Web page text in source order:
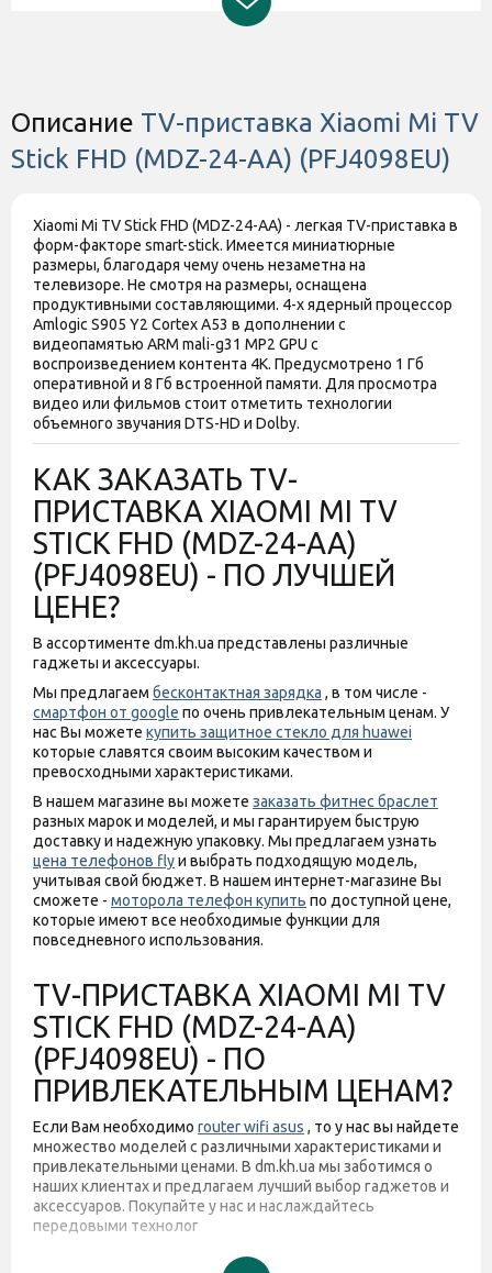
6971408152254
Описание TV-приставка Xiaomi Mi TV
Stick FHD (MDZ-24-AA) (PFJ4098EU)
Xiaomi Mi TV Stick FHD (MDZ-24-AA) - легкая TV-приставка в
форм-факторе smart-stick. Имеется миниатюрные
размеры, благодаря чему очень незаметна на
телевизоре. Не смотря на размеры, оснащена
продуктивными составляющими. 4-х ядерный процессор
Amlogic S905 Y2 Cortex A53 в дополнении с
видеопамятью ARM mali-g31 MP2 GPU с
воспроизведением контента 4К. Предусмотрено 1 Гб
оперативной и 8 Гб встроенной памяти. Для просмотра
видео или фильмов стоит отметить технологии
объемного звучания DTS-HD и Dolby.
КАК ЗАКАЗАТЬ TV-
ПРИСТАВКА XIAOMI MI TV
STICK FHD (MDZ-24-AA)
(PFJ4098EU) - ПО ЛУЧШЕЙ
ЦЕНЕ?
В ассортименте dm.kh.ua представлены различные
гаджеты и аксессуары.
Мы предлагаем бесконтактная зарядка , в том числе -
смартфон от google по очень привлекательным ценам. У
нас Вы можете купить защитное стекло для huawei
которые славятся своим высоким качеством и
превосходными характеристиками.
В нашем магазине вы можете заказать фитнес браслет
разных марок и моделей, и мы гарантируем быструю
доставку и надежную упаковку. Мы предлагаем узнать
цена телефонов flyи выбрать подходящую модель,
учитывая свой бюджет. В нашем интернет-магазине Вы
сможете - моторола телефон купить по доступной цене,
которые имеют все необходимые функции для
повседневного использования.
TV-ПРИСТАВКА XIAOMI MI TV
STICK FHD (MDZ-24-AA)
(PFJ4098EU) - ПО
ПРИВЛЕКАТЕЛЬНЫМ ЦЕНАМ?
Если Вам необходимо router wifi asus , то у нас вы найдете
множество моделей с различными характеристиками и
привлекательными ценами. В dm.kh.ua мы заботимся о
наших клиентах и предлагаем лучший выбор гаджетов и
аксессуаров. Покупайте у нас и наслаждайтесь
передовыми технолог